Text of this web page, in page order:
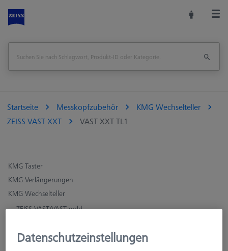
Startseite Messkopfzubehör
KMG Wechselteller
ZEISS VAST XXT
VAST XXT TL1
KMG Taster
KMG Verlängerungen
KMG Wechselteller
ZEISS VAST/VAST gold
ZEISS VAST XXT
Datenschutzeinstellungen